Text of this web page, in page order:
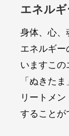
エネル
身体、心、
エネルギー
いますこの
「ぬきた
リートメ
することが